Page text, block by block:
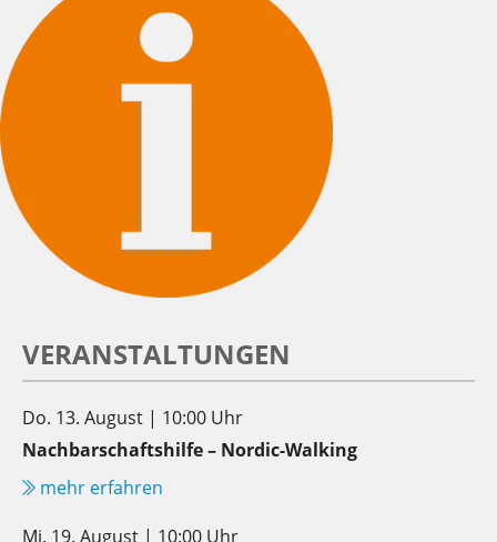
VERANSTALTUNGEN
Do. 13. August | 10:00 Uhr
Nachbarschaftshilfe – Nordic-Walking
mehr erfahren
Mi. 19. August | 10:00 Uhr